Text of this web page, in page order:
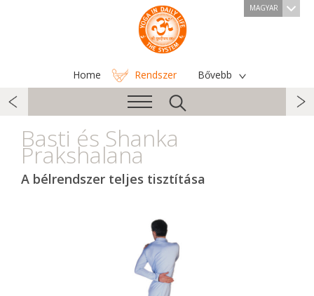
MAGYAR
Home Rendszer Bővebb
Basti és Shanka
Prakshalana
A bélrendszer teljes tisztítása